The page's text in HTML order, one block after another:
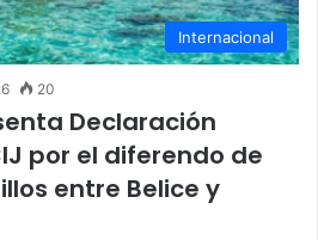
Internacional
20
Declaración
por el diferendo de
entre Belice y